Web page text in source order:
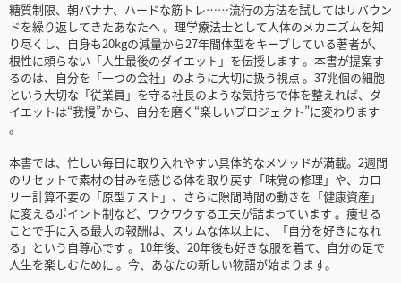
糖質制限、朝バナナ、ハードな筋トレ……流行の方法を試してはリバウン
ドを繰り返してきたあなたへ 。理学療法士として人体のメカニズムを知
り尽くし、自身も20kgの減量から27年間体型をキープしている著者が、
根性に頼らない「人生最後のダイエット」を伝授します 。本書が提案す
るのは、自分を「一つの会社」のように大切に扱う視点 。37兆個の細胞
という大切な「従業員」を守る社長のような気持ちで体を整えれば、ダ
イエットは“我慢”から、自分を磨く“楽しいプロジェクト”に変わります
。
本書では、忙しい毎日に取り入れやすい具体的なメソッドが満載。2週間
のリセットで素材の甘みを感じる体を取り戻す「味覚の修理」や、カロ
リー計算不要の「原型テスト」、さらに隙間時間の動きを「健康資産」
に変えるポイント制など、ワクワクする工夫が詰まっています 。痩せる
ことで手に入る最大の報酬は、スリムな体以上に、「自分を好きになれ
る」という自尊心です 。10年後、20年後も好きな服を着て、自分の足で
人生を楽しむために 。今、あなたの新しい物語が始まります。